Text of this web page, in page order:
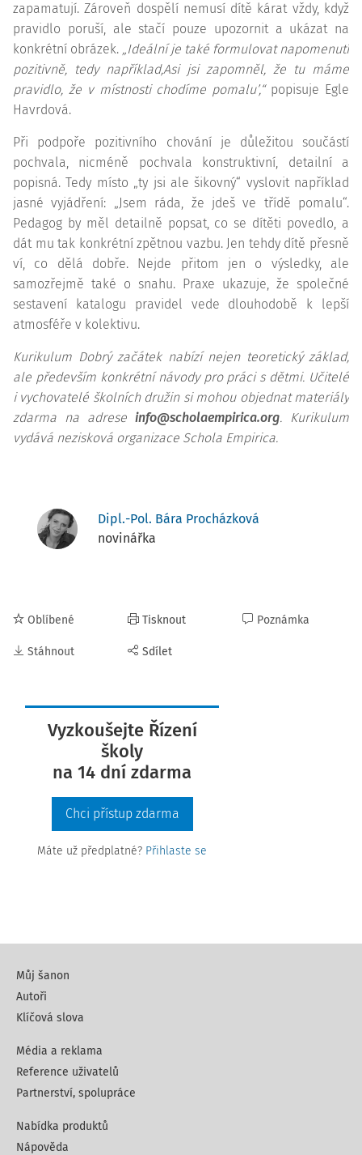
zapamatují. Zároveň dospělí nemusí dítě kárat vždy, když
pravidlo poruší, ale stačí pouze upozornit a ukázat na
konkrétní obrázek. „Ideální je také formulovat napomenutí
pozitivně, tedy například,Asi jsi zapomněl, že tu máme
pravidlo, že v místnosti chodíme pomalu’,“popisuje Egle
Havrdová.
Při podpoře pozitivního chování je důležitou součástí
pochvala, nicméně pochvala konstruktivní, detailní a
popisná. Tedy místo „ty jsi ale šikovný“ vyslovit například
jasné vyjádření: „Jsem ráda, že jdeš ve třídě pomalu“.
Pedagog by měl detailně popsat, co se dítěti povedlo, a
dát mu tak konkrétní zpětnou vazbu. Jen tehdy dítě přesně
ví, co dělá dobře. Nejde přitom jen o výsledky, ale
samozřejmě také o snahu. Praxe ukazuje, že společné
sestavení katalogu pravidel vede dlouhodobě k lepší
atmosféře v kolektivu.
Kurikulum Dobrý začátek nabízí nejen teoretický základ,
ale především konkrétní návody pro práci s dětmi. Učitelé
i vychovatelé školních družin si mohou objednat materiály
zdarma na adrese info@scholaempirica.org. Kurikulum
vydává nezisková organizace Schola Empirica.
Dipl.-Pol. Bára Procházková
novinářka
Oblíbené
Stáhnout
Tisknout
Sdílet
Poznámka
Vyzkoušejte Řízení
školy
na 14 dní zdarma
Chci přístup zdarma
Máte už předplatné? Přihlaste se
Můj šanon
Autoři
Klíčová slova
Média a reklama
Reference uživatelů
Partnerství, spolupráce
Nabídka produktů
Nápověda